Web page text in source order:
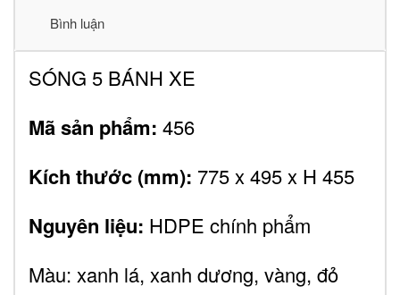
Bình luận
SÓNG 5 BÁNH XE
Mã sản phẩm: 456
Kích thước (mm): 775 x 495 x H 455
Nguyên liệu: HDPE chính phẩm
Màu: xanh lá, xanh dương, vàng, đỏ